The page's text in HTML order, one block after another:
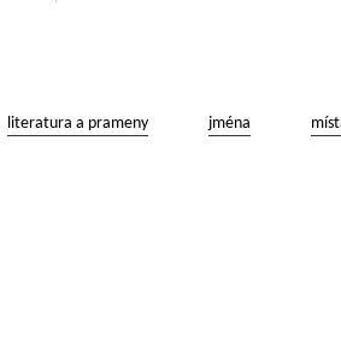
literatura a prameny jména